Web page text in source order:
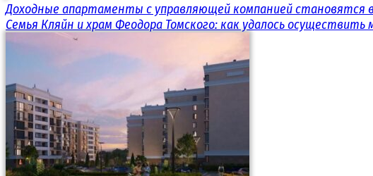
Доходные апартаменты с управляющей компанией
Семья Кляйн и храм Феодора Томского: как удалось осуществить